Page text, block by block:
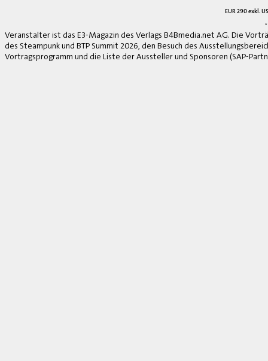
EUR 290 exkl.
Veranstalter ist das E3-Magazin des Verlags B4Bmedia.net AG. Die
des Steampunk und BTP Summit 2026, den Besuch des
Vortragsprogramm und die Liste der Aussteller und Sponsoren (SAP-